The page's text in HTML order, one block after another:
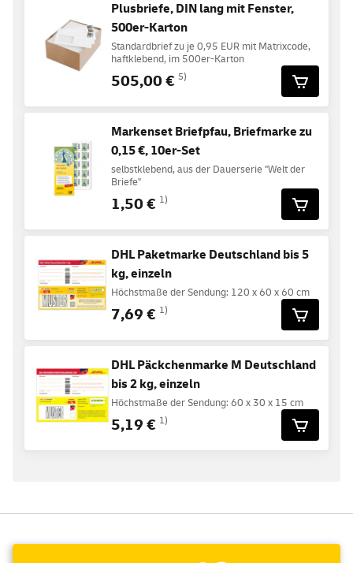
Plusbriefe, DIN lang mit Fenster,
500er-Karton
Standardbrief zu je 0,95 EUR mit Matrixcode,
haftklebend, im 500er-Karton
505,00 € 5)
Markenset Briefpfau, Briefmarke zu
0,15 €, 10er-Set
selbstklebend, aus der Dauerserie "Welt der
Briefe"
1,50 € 1)
DHL Paketmarke Deutschland bis 5
kg, einzeln
Höchstmaße der Sendung: 120 x 60 x 60 cm
7,69 € 1)
DHL Päckchenmarke M Deutschland
bis 2 kg, einzeln
Höchstmaße der Sendung: 60 x 30 x 15 cm
5,19 € 1)